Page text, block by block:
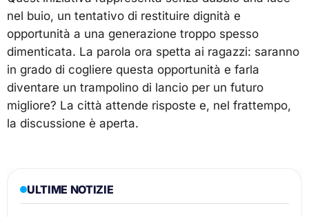
nel buio, un tentativo di restituire dignità e
opportunità a una generazione troppo spesso
dimenticata. La parola ora spetta ai ragazzi: saranno
in grado di cogliere questa opportunità e farla
diventare un trampolino di lancio per un futuro
migliore? La città attende risposte e, nel frattempo,
la discussione è aperta.
ULTIME NOTIZIE